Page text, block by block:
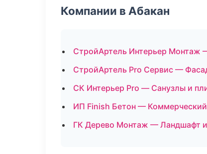
Компании в Абакан
СтройАртель Интерьер Монтаж
СтройАртель Pro Сервис —
СК Интерьер Pro — Санузлы и
ИП Finish Бетон —
ГК Дерево Монтаж — Ландшафт и